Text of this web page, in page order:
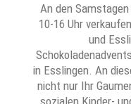
An den
10-16 Uhr
und
in Esslingen. An
nicht nur Ihr
sozialen Kinder-